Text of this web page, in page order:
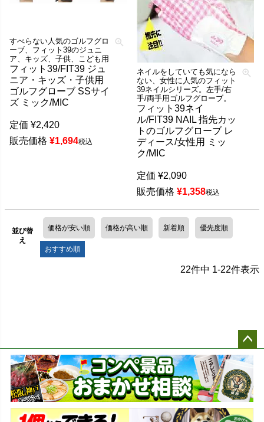
すべらない人気のゴルフグロ
ーブ、フィット39のジュニ
ア、キッズ、子供、こども用
フィット39/FIT39 ジュ
ニア・キッズ・子供用
ゴルフグローブ SSサイ
ズ ミック/MIC
定価 ¥2,420
販売価格 ¥1,694税込
ネイルをしていても気になら
ない、女性に人気のフィット
39ネイルシリーズ。左手/右
手/両手用ゴルフグローブ。
フィット39ネイ
ル/FIT39 NAIL 指先カッ
トのゴルフグローブ レ
ディース/女性用 ミッ
ク/MIC
定価 ¥2,090
販売価格 ¥1,358税込
並び替
え
価格が安い順 価格が高い順 新着順 優先度順
おすすめ順
22件中 1-22件表示
ペー
ジト
ップ
へ